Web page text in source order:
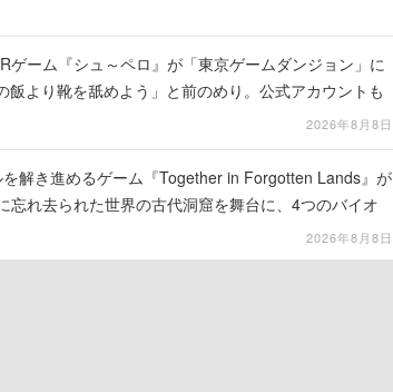
ゲーム『シュ～ペロ』が「東京ゲームダンジョン」に
飯より靴を舐めよう」と前のめり。公式アカウントも
2026年8月8日
を解き進めるゲーム『Together in Forgotten Lands』が
忘れ去られた世界の古代洞窟を舞台に、4つのバイオ
2026年8月8日